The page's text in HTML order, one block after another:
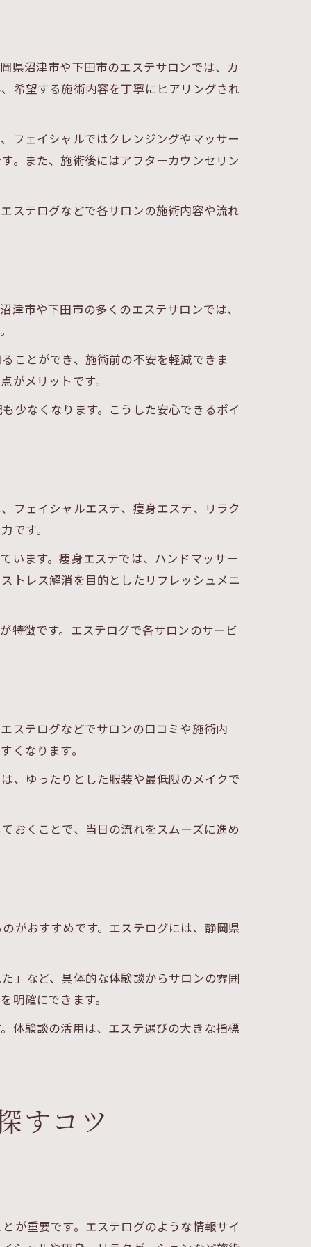
県沼津市や下田市のエステサロンでは、カ
希望する施術内容を丁寧にヒアリングされ
フェイシャルではクレンジングやマッサー
。また、施術後にはアフターカウンセリン
ステログなどで各サロンの施術内容や流れ
市や下田市の多くのエステサロンでは、
ことができ、施術前の不安を軽減できま
がメリットです。
少なくなります。こうした安心できるポイ
フェイシャルエステ、痩身エステ、リラク
です。
います。痩身エステでは、ハンドマッサー
トレス解消を目的としたリフレッシュメニ
特徴です。エステログで各サロンのサービ
ステログなどでサロンの口コミや施術内
くなります。
、ゆったりとした服装や最低限のメイクで
おくことで、当日の流れをスムーズに進め
がおすすめです。エステログには、静岡県
」など、具体的な体験談からサロンの雰囲
明確にできます。
体験談の活用は、エステ選びの大きな指標
すコツ
が重要です。エステログのような情報サイ